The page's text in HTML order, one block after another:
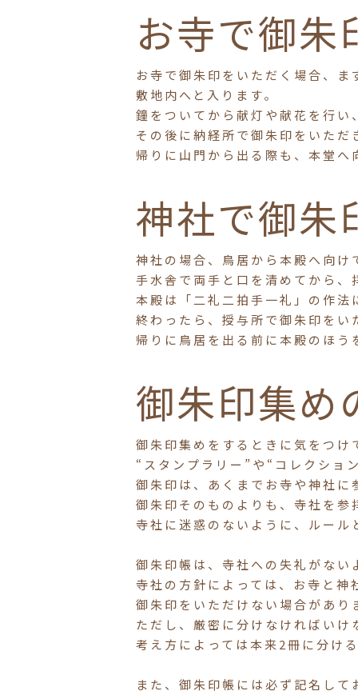
お寺で御朱
お寺で御朱印をいただく場合、
敷地内へと入ります。
鐘をついてから献灯や献花を行
その後に納経所で御朱印をいただ
帰りに山門から出る際も、本堂
神社で御朱
神社の場合、鳥居から本殿へ向
手水舎で両手と口を清めてから、
本殿は「二礼二拍手一礼」の作法
終わったら、授与所で御朱印をい
帰りに鳥居を出る前に本殿のほ
御朱印集め
御朱印集めをするときに気をつけ
“スタンプラリー”や“コレクショ
御朱印は、あくまでお寺や神社
御朱印そのものよりも、寺社を
寺社に迷惑のないように、ルー
御朱印帳は、寺社への失礼がな
寺社の方針によっては、お寺と
御朱印をいただけない場合があり
ただし、厳密に分けなければい
考え方によっては本来2冊に分け
また、御朱印帳には必ず記名して